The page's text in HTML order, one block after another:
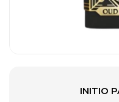
INITIO